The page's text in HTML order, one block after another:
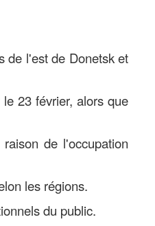
de l'est de Donetsk et
23 février, alors que
de l'occupation
les régions.
du public.